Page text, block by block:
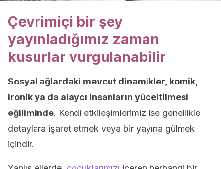
Çevrimiçi bir şey
yayınladığımız zaman
kusurlar vurgulanabilir
Sosyal ağlardaki mevcut dinamikler, komik,
ironik ya da alaycı insanların yüceltilmesi
eğiliminde. Kendi etkileşimlerimiz ise genellikle
detaylara işaret etmek veya bir yayına gülmek
içindir.